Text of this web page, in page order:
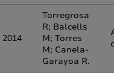
2014
Torregrosa
R; Balcells
M; Torres
M; Canela-
Garayoa R.